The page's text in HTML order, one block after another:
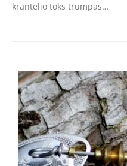
krantelio toks trumpas…